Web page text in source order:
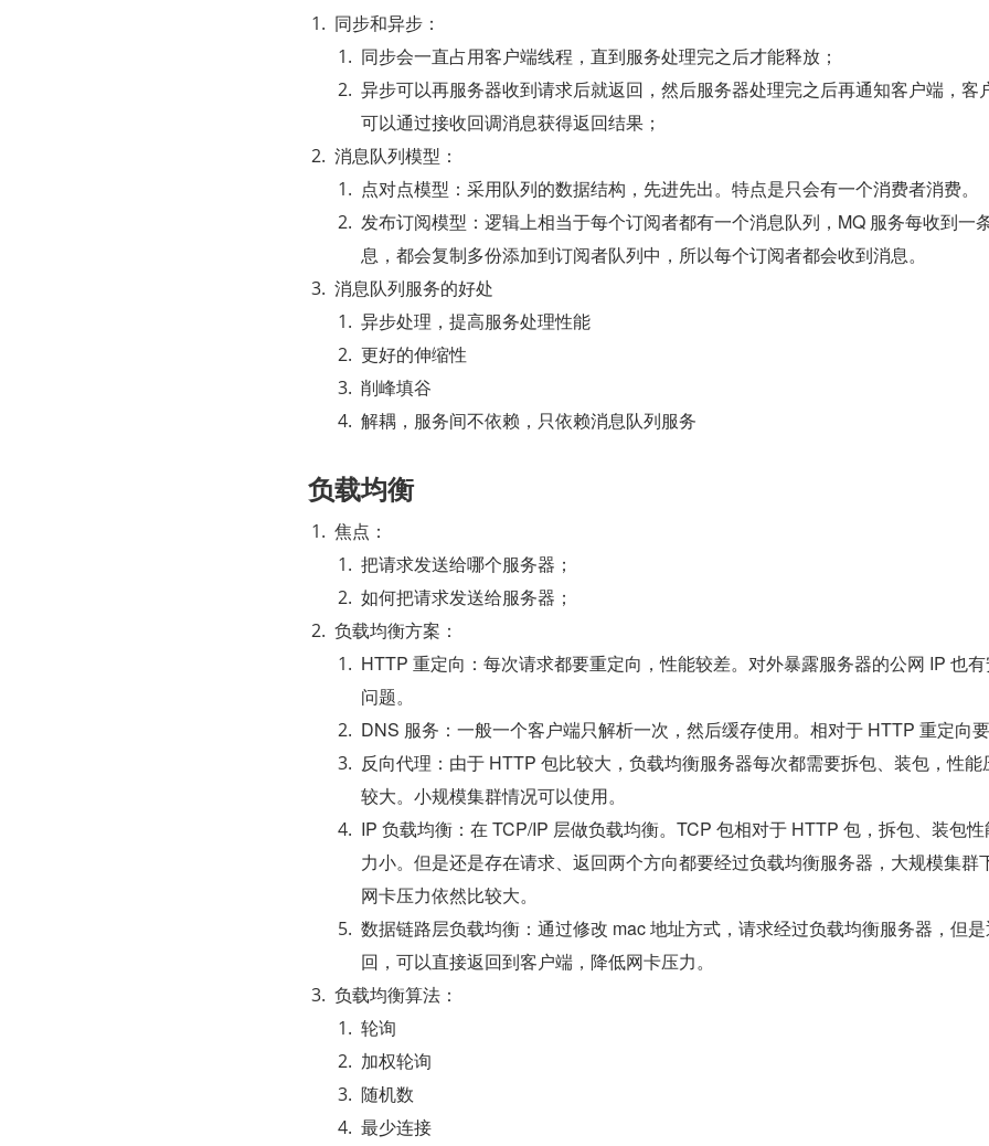
同步和异步：
同步会一直占用客户端线程，直到服务处理完之后才能释放；
异步可以再服务器收到请求后就返回，然后服务器处理完之后再通知客户端，客
可以通过接收回调消息获得返回结果；
消息队列模型：
点对点模型：采用队列的数据结构，先进先出。特点是只会有一个消费者消费。
发布订阅模型：逻辑上相当于每个订阅者都有一个消息队列，MQ 服务每收到一
息，都会复制多份添加到订阅者队列中，所以每个订阅者都会收到消息。
消息队列服务的好处
异步处理，提高服务处理性能
更好的伸缩性
削峰填谷
解耦，服务间不依赖，只依赖消息队列服务
负载均衡
焦点：
把请求发送给哪个服务器；
如何把请求发送给服务器；
负载均衡方案：
HTTP 重定向：每次请求都要重定向，性能较差。对外暴露服务器的公网 IP 也
问题。
DNS 服务：一般一个客户端只解析一次，然后缓存使用。相对于 HTTP 重定向要
反向代理：由于 HTTP 包比较大，负载均衡服务器每次都需要拆包、装包，性能
较大。小规模集群情况可以使用。
IP 负载均衡：在 TCP/IP 层做负载均衡。TCP 包相对于 HTTP 包，拆包、装包性
力小。但是还是存在请求、返回两个方向都要经过负载均衡服务器，大规模集群
网卡压力依然比较大。
数据链路层负载均衡：通过修改 mac 地址方式，请求经过负载均衡服务器，但是
回，可以直接返回到客户端，降低网卡压力。
负载均衡算法：
轮询
加权轮询
随机数
最少连接